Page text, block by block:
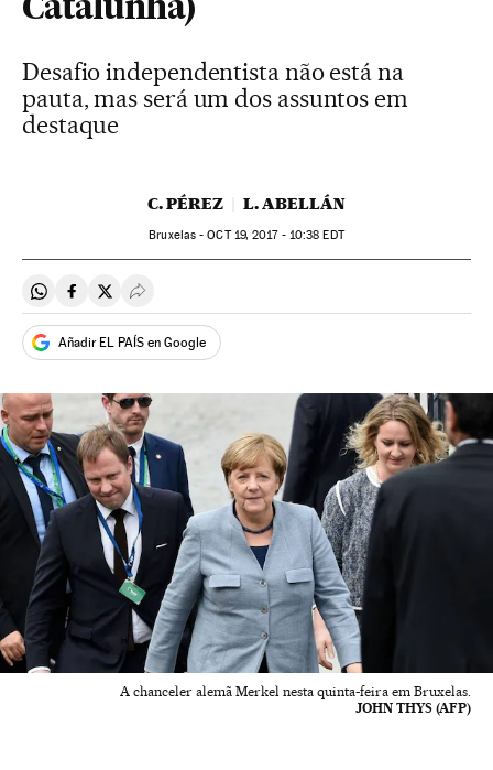
Catalunha)
Desafio independentista não está na
pauta, mas será um dos assuntos em
destaque
C. PÉREZ L. ABELLÁN
Bruxelas -OCT19, 2017 - 10:38 EDT
Compartir en Whatsapp
Compartir en Facebook
Compartir en Twitter
Desplegar Redes Sociales
Añadir EL PAÍS en Google
A chanceler alemã Merkel nesta quinta-feira em Bruxelas.
JOHN THYS (AFP)